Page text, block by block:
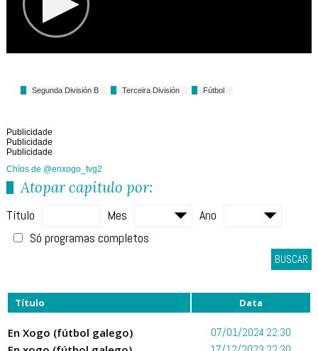
Segunda División B Terceira División Fútbol
Publicidade
Publicidade
Publicidade
Chíos de @enxogo_tvg2
Atopar capítulo por:
Título Mes
Ano
Só programas completos
BUSCAR
Título Data
En Xogo (fútbol galego) 07/01/2024 22:30